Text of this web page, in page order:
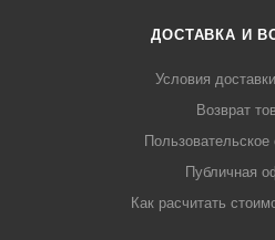
ДОСТАВКА И
Условия
Возврат
Публичная
Как расчитать